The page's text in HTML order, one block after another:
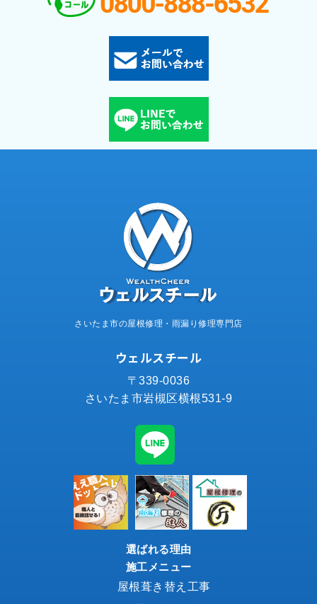
さいたま市の屋根修理・雨漏り修理専門店
ウェルスチール
〒339-0036
さいたま市岩槻区横根531-9
選ばれる理由
施工メニュー
屋根葺き替え工事